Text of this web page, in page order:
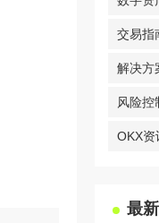
交易指
解决方
风险控
OKX资
最